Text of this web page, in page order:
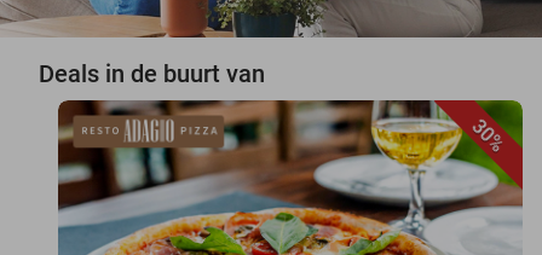
Deals in de buurt van
30%